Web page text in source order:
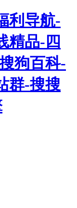
利导航-
精品-四
狗百科-
群-搜搜